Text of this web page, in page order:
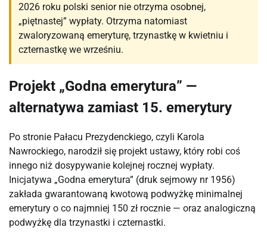
2026 roku polski senior nie otrzyma osobnej,
„piętnastej” wypłaty. Otrzyma natomiast
zwaloryzowaną emeryturę, trzynastkę w kwietniu i
czternastkę we wrześniu.
Projekt „Godna emerytura” —
alternatywa zamiast 15. emerytury
Po stronie Pałacu Prezydenckiego, czyli Karola
Nawrockiego, narodził się projekt ustawy, który robi coś
innego niż dosypywanie kolejnej rocznej wypłaty.
Inicjatywa „Godna emerytura” (druk sejmowy nr 1956)
zakłada gwarantowaną kwotową podwyżkę minimalnej
emerytury o co najmniej 150 zł rocznie — oraz analogiczną
podwyżkę dla trzynastki i czternastki.